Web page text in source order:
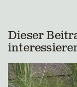
Dieser